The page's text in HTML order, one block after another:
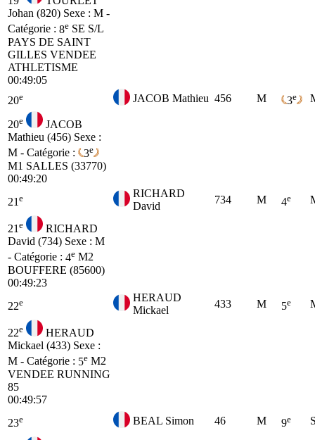
Johan (820) Sexe : M -
Catégorie : 8e SE S/L
PAYS DE SAINT
GILLES VENDEE
ATHLETISME
00:49:05
20e JACOB Mathieu 456 M 3e
20e
JACOB
Mathieu (456) Sexe :
M - Catégorie :
3e
M1 SALLES (33770)
00:49:20
21 e
RICHARD
David
734 M 4e
21 e
RICHARD
David (734) Sexe : M
- Catégorie : 4e M2
BOUFFERE (85600)
00:49:23
22e
HERAUD
Mickael
433 M 5e
22e
HERAUD
Mickael (433) Sexe :
M - Catégorie : 5e M2
VENDEE RUNNING
85
00:49:57
23e BEAL Simon 46 M 9e